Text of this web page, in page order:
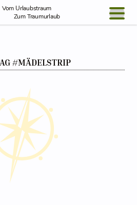
Vom Urlaubstraum
Zum Traumurlaub
NEWS
#MÄDELSTRIP